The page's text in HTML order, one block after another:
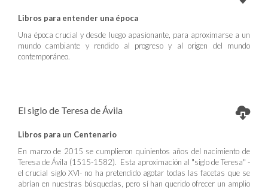
Libros para entender una época
Una época crucial y desde luego apasionante, para aproximarse a un
mundo cambiante y rendido al progreso y al origen del mundo
contemporáneo.
El siglo de Teresa de Ávila
Libros para un Centenario
En marzo de 2015 se cumplieron quinientos años del nacimiento de
Teresa de Ávila (1515-1582). Esta aproximación al "siglo de Teresa" -
el crucial siglo XVI- no ha pretendido agotar todas las facetas que se
abrían en nuestras búsquedas, pero sí han querido ofrecer un amplio